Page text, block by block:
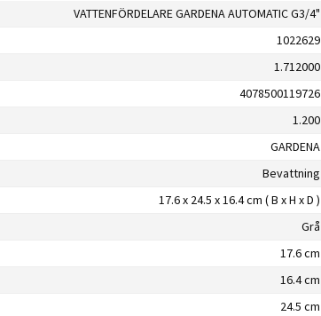
VATTENFÖRDELARE GARDENA AUTOMATIC G3/4"
1022629
1.712000
4078500119726
1.200
GARDENA
Bevattning
17.6 x 24.5 x 16.4 cm ( B x H x D )
Grå
17.6 cm
16.4 cm
24.5 cm